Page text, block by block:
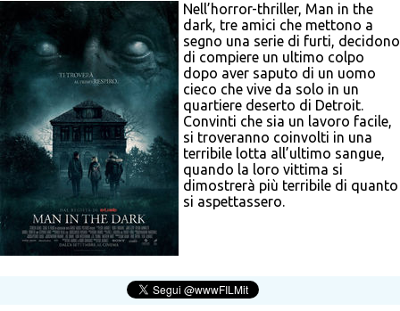
Nell’horror-thriller, Man in the
dark, tre amici che mettono a
segno una serie di furti, decidono
di compiere un ultimo colpo
dopo aver saputo di un uomo
cieco che vive da solo in un
quartiere deserto di Detroit.
Convinti che sia un lavoro facile,
si troveranno coinvolti in una
terribile lotta all’ultimo sangue,
quando la loro vittima si
dimostrerà più terribile di quanto
si aspettassero.